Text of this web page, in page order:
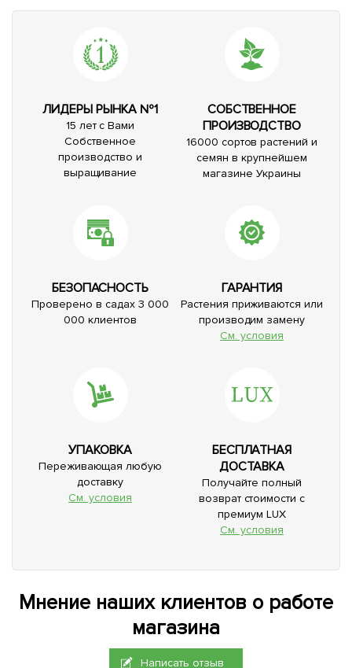
ЛИДЕРЫ РЫНКА №1
15 лет с Вами
Собственное
производство и
выращивание
СОБСТВЕННОЕ
ПРОИЗВОДСТВО
16000 сортов растений и
семян в крупнейшем
магазине Украины
БЕЗОПАСНОСТЬ
Проверено в садах 3 000
000 клиентов
ГАРАНТИЯ
Растения приживаются или
производим замену
См. условия
УПАКОВКА
Переживающая любую
доставку
См. условия
БЕСПЛАТНАЯ
ДОСТАВКА
Получайте полный
возврат стоимости с
премиум LUX
См. условия
Мнение наших клиентов о работе
магазина
Написать отзыв